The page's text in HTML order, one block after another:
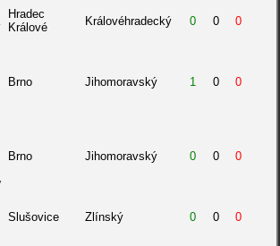
Hradec
Králové
Královéhradecký 0 0 0
Brno Jihomoravský 1 0 0
Brno Jihomoravský 0 0 0
Slušovice Zlínský 0 0 0